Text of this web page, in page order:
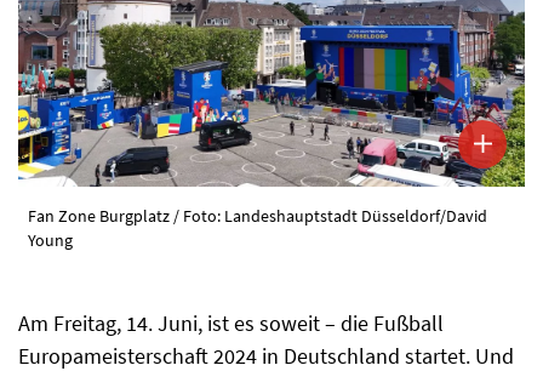
Fan Zone Burgplatz / Foto: Landeshauptstadt Düsseldorf/David
Young
Am Freitag, 14. Juni, ist es soweit – die Fußball
Europameisterschaft 2024 in Deutschland startet. Und